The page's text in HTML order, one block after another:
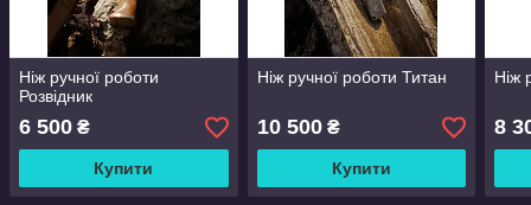
Ніж ручної роботи
Розвідник
6 500 ₴
Купити
Ніж ручної роботи Титан
10 500₴
Купити
Ніж
8